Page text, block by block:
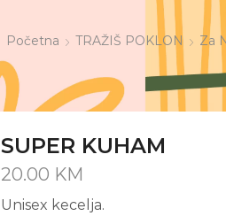
Početna TRAŽIŠ POKLON Za
SUPER KUHAM
20.00 KM
Unisex kecelja.